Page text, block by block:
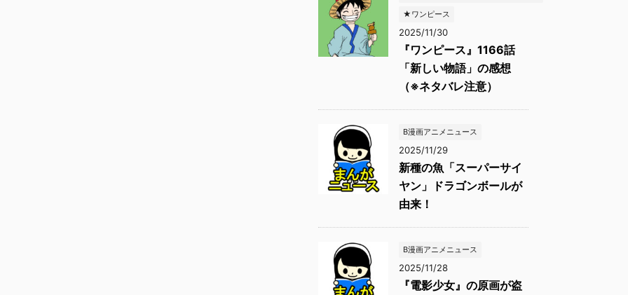
★ワンピース
2025/11/30
『ワンピース』1166話
「新しい物語」の感想
（※ネタバレ注意）
B漫画アニメニュース
2025/11/29
新種の魚「スーパーサイ
ヤン」ドラゴンボールが
由来！
B漫画アニメニュース
2025/11/28
『電影少女』の原画が盗